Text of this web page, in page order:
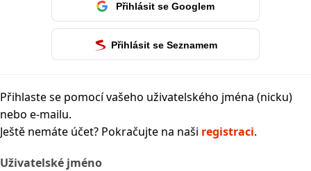
Přihlásit se Googlem
Přihlásit se Seznamem
Přihlaste se pomocí vašeho uživatelského jména (nicku)
nebo e-mailu.
Ještě nemáte účet? Pokračujte na naši registraci.
Uživatelské jméno